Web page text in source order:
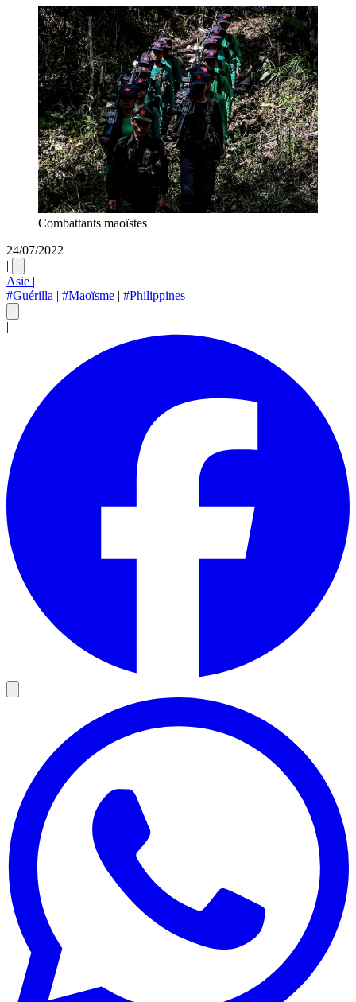
Combattants maoïstes
24/07/2022
|
Asie |
#Guérilla | #Maoïsme | #Philippines
|